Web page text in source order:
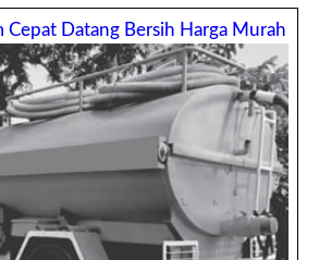
Cepat Datang Bersih Harga Murah